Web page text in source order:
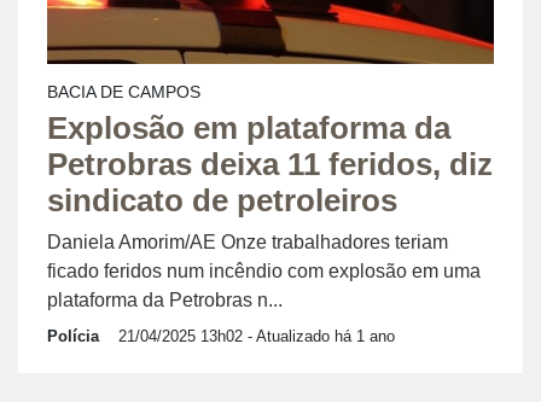
BACIA DE CAMPOS
Explosão em plataforma da
Petrobras deixa 11 feridos, diz
sindicato de petroleiros
Daniela Amorim/AE Onze trabalhadores teriam
ficado feridos num incêndio com explosão em uma
plataforma da Petrobras n...
Polícia 21/04/2025 13h02 - Atualizado há 1 ano